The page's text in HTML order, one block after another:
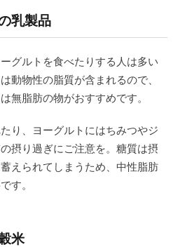
乳製品
グルトを食べたりする人は多い
動物性の脂質が含まれるので、
無脂肪の物がおすすめです。
り、ヨーグルトにはちみつやジ
摂り過ぎにご注意を。糖質は摂
えられてしまうため、中性脂肪
す。
米